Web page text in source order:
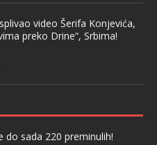
video Šerifa Konjevića,
preko Drine“, Srbima!
do sada 220 preminulih!